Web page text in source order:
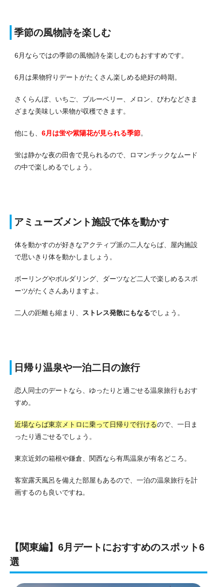
季節の風物詩を楽しむ
6月ならではの季節の風物詩を楽しむのもおすすめです。
6月は果物狩りデートがたくさん楽しめる絶好の時期。
さくらんぼ、いちご、ブルーベリー、メロン、びわなどさま
ざまな美味しい果物が収穫できます。
他にも、 6月は蛍や紫陽花が見られる季節。
蛍は静かな夜の田舎で見られるので、ロマンチックなムード
の中で楽しめるでしょう。
アミューズメント施設で体を動かす
体を動かすのが好きなアクティブ派の二人ならば、屋内施設
で思いきり体を動かしましょう。
ボーリングやボルダリング、ダーツなど二人で楽しめるスポ
ーツがたくさんありますよ。
二人の距離も縮まり、 ストレス発散にもなるでしょう。
日帰り温泉や一泊二日の旅行
恋人同士のデートなら、ゆったりと過ごせる温泉旅行もおす
すめ。
近場ならば東京メトロに乗って日帰りで行けるので、一日ま
ったり過ごせるでしょう。
東京近郊の箱根や鎌倉、関西なら有馬温泉が有名どころ。
客室露天風呂を備えた部屋もあるので、一泊の温泉旅行を計
画するのも良いですね。
【関東編】6月デートにおすすめのスポット6
選